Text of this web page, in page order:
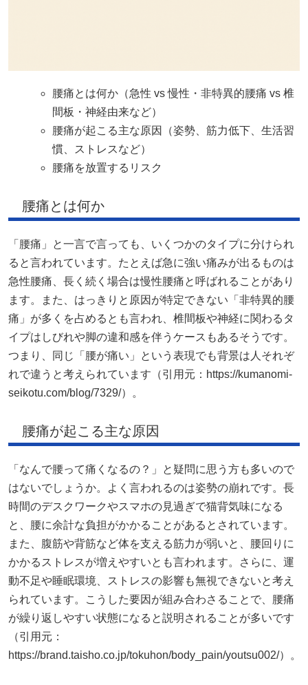
腰痛とは何か（急性 vs 慢性・非特異的腰痛 vs 椎
間板・神経由来など）
腰痛が起こる主な原因（姿勢、筋力低下、生活習
慣、ストレスなど）
腰痛を放置するリスク
腰痛とは何か
「腰痛」と一言で言っても、いくつかのタイプに分けられ
ると言われています。たとえば急に強い痛みが出るものは
急性腰痛、長く続く場合は慢性腰痛と呼ばれることがあり
ます。また、はっきりと原因が特定できない「非特異的腰
痛」が多くを占めるとも言われ、椎間板や神経に関わるタ
イプはしびれや脚の違和感を伴うケースもあるそうです。
つまり、同じ「腰が痛い」という表現でも背景は人それぞ
れで違うと考えられています（引用元：https://kumanomi-
seikotu.com/blog/7329/）。
腰痛が起こる主な原因
「なんで腰って痛くなるの？」と疑問に思う方も多いので
はないでしょうか。よく言われるのは姿勢の崩れです。長
時間のデスクワークやスマホの見過ぎで猫背気味になる
と、腰に余計な負担がかかることがあるとされています。
また、腹筋や背筋など体を支える筋力が弱いと、腰回りに
かかるストレスが増えやすいとも言われます。さらに、運
動不足や睡眠環境、ストレスの影響も無視できないと考え
られています。こうした要因が組み合わさることで、腰痛
が繰り返しやすい状態になると説明されることが多いです
（引用元：
https://brand.taisho.co.jp/tokuhon/body_pain/youtsu002/）。